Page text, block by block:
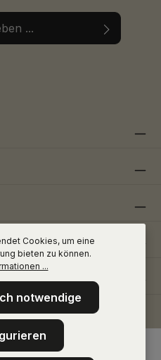
Cookies, um eine
bieten zu können.
...
notwendige